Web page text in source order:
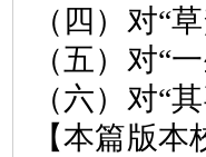
（四）对“
（五）对“
（六）对“
【本篇版本